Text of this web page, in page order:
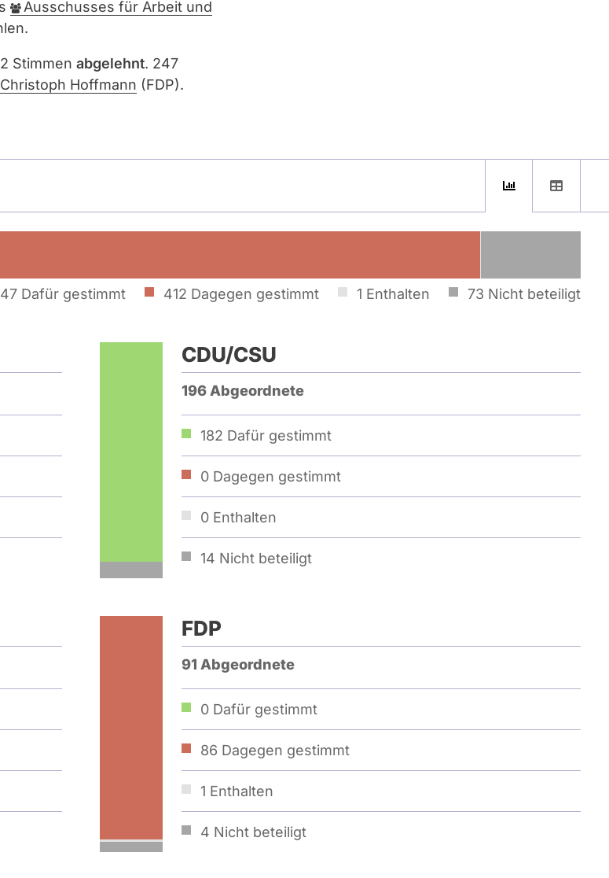
Ausschusses für Arbeit und
Stimmen abgelehnt. 247
Christoph Hoffmann (FDP).
Dafür gestimmt 412 Dagegen gestimmt 1 Enthalten 73 Nicht beteiligt
CDU/CSU
196 Abgeordnete
182 Dafür gestimmt
0 Dagegen gestimmt
0 Enthalten
14 Nicht beteiligt
FDP
91 Abgeordnete
0 Dafür gestimmt
86 Dagegen gestimmt
1 Enthalten
4 Nicht beteiligt